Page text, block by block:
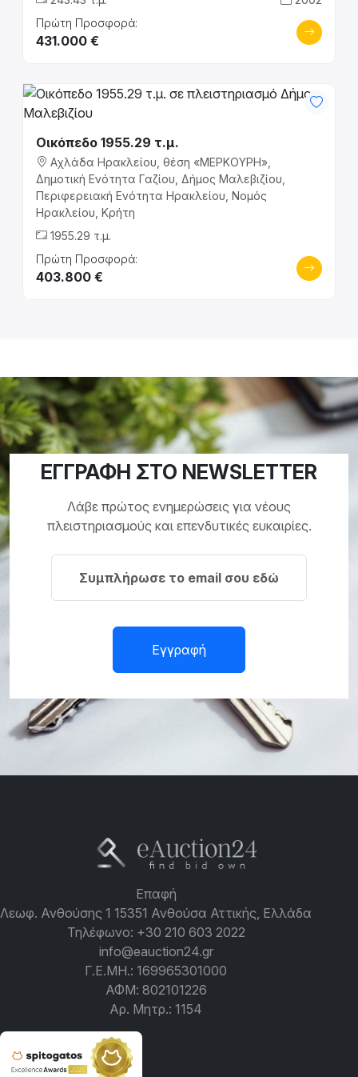
Πρώτη Προσφορά:
431.000 €
Οικόπεδο 1955.29 τ.μ.
Αχλάδα Ηρακλείου, θέση «ΜΕΡΚΟΥΡΗ»,
Δημοτική Ενότητα Γαζίου, Δήμος Μαλεβιζίου,
Περιφερειακή Ενότητα Ηρακλείου, Νομός
Ηρακλείου, Κρήτη
1955.29 τ.μ.
Πρώτη Προσφορά:
403.800 €
ΕΓΓΡΑΦΗ ΣΤΟ NEWSLETTER
Λάβε πρώτος ενημερώσεις για νέους
πλειστηριασμούς και επενδυτικές ευκαιρίες.
Εγγραφή
Επαφή
Λεωφ. Ανθούσης 1 15351 Ανθούσα Αττικής, Ελλάδα
Τηλέφωνο: +30 210 603 2022
info@eauction24.gr
Γ.Ε.ΜΗ.: 169965301000
ΑΦΜ: 802101226
Αρ. Μητρ.: 1154